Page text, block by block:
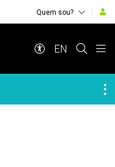
Quem sou?
EN